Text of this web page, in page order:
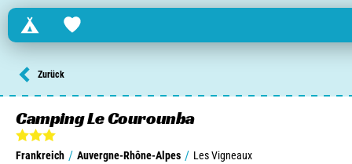
Campings Favorites
Finden Sie einen Campingplatz in ...
Niederlande
Belgien
Zurück
Camping Le Courounba
Frankreich / Auvergne-Rhône-Alpes / Les Vigneaux